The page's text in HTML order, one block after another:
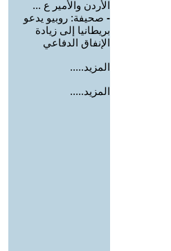
الأردن والأمير ع ...
- صحيفة: روبيو يدعو
بريطانيا إلى زيادة
الإنفاق الدفاعي
المزيد.....
المزيد.....